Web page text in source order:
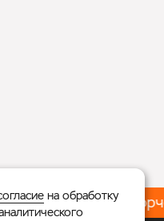
за неделю!
на обработку